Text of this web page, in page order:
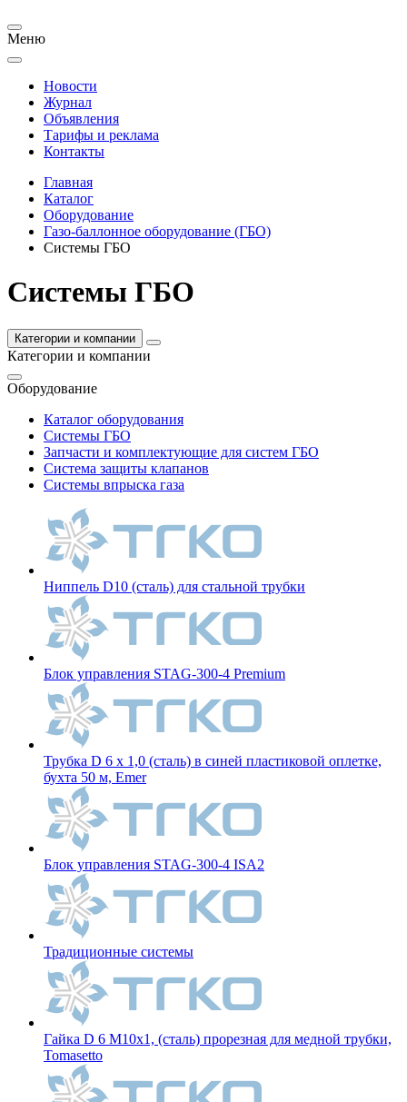
Меню
Новости
Журнал
Объявления
Тарифы и реклама
Контакты
Главная
Каталог
Оборудование
Газо-баллонное оборудование (ГБО)
Системы ГБО
Системы ГБО
Категории и компании
Категории и компании
Оборудование
Каталог оборудования
Системы ГБО
Запчасти и комплектующие для систем ГБО
Система защиты клапанов
Системы впрыска газа
Ниппель D10 (сталь) для стальной трубки
Блок управления STAG-300-4 Premium
Трубка D 6 x 1,0 (сталь) в синей пластиковой оплетке,
бухта 50 м, Emer
Блок управления STAG-300-4 ISA2
Традиционные системы
Гайка D 6 M10x1, (сталь) прорезная для медной трубки,
Tomasetto